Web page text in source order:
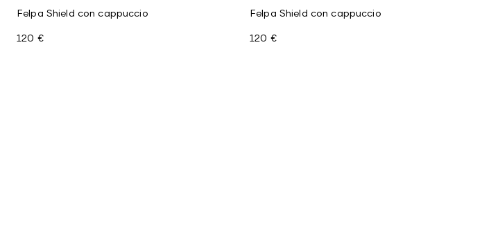
Felpa Shield con cappuccio
120 €
Felpa Shield con cappuccio
120 €